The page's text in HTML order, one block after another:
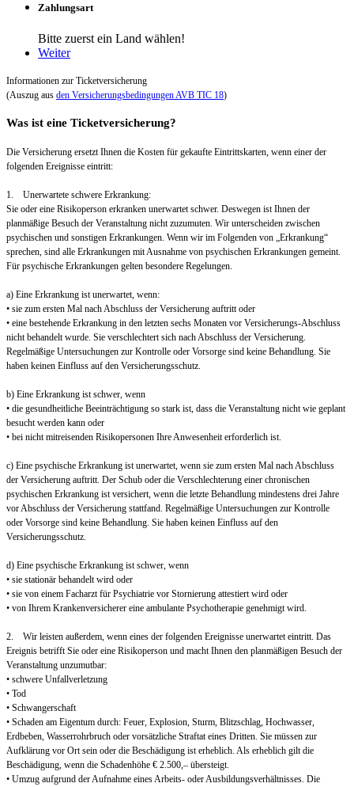
Zahlungsart
Bitte zuerst ein Land wählen!
Weiter
Informationen zur Ticketversicherung
(Auszug aus den Versicherungsbedingungen AVB TIC 18)
Was ist eine Ticketversicherung?
Die Versicherung ersetzt Ihnen die Kosten für gekaufte Eintrittskarten, wenn einer der
folgenden Ereignisse eintritt:
1. Unerwartete schwere Erkrankung:
Sie oder eine Risikoperson erkranken unerwartet schwer. Deswegen ist Ihnen der
planmäßige Besuch der Veranstaltung nicht zuzumuten. Wir unterscheiden zwischen
psychischen und sonstigen Erkrankungen. Wenn wir im Folgenden von „Erkrankung“
sprechen, sind alle Erkrankungen mit Ausnahme von psychischen Erkrankungen gemeint.
Für psychische Erkrankungen gelten besondere Regelungen.
a) Eine Erkrankung ist unerwartet, wenn:
• sie zum ersten Mal nach Abschluss der Versicherung auftritt oder
• eine bestehende Erkrankung in den letzten sechs Monaten vor Versicherungs-Abschluss
nicht behandelt wurde. Sie verschlechtert sich nach Abschluss der Versicherung.
Regelmäßige Untersuchungen zur Kontrolle oder Vorsorge sind keine Behandlung. Sie
haben keinen Einfluss auf den Versicherungsschutz.
b) Eine Erkrankung ist schwer, wenn
• die gesundheitliche Beeinträchtigung so stark ist, dass die Veranstaltung nicht wie geplant
besucht werden kann oder
• bei nicht mitreisenden Risikopersonen Ihre Anwesenheit erforderlich ist.
c) Eine psychische Erkrankung ist unerwartet, wenn sie zum ersten Mal nach Abschluss
der Versicherung auftritt. Der Schub oder die Verschlechterung einer chronischen
psychischen Erkrankung ist versichert, wenn die letzte Behandlung mindestens drei Jahre
vor Abschluss der Versicherung stattfand. Regelmäßige Untersuchungen zur Kontrolle
oder Vorsorge sind keine Behandlung. Sie haben keinen Einfluss auf den
Versicherungsschutz.
d) Eine psychische Erkrankung ist schwer, wenn
• sie stationär behandelt wird oder
• sie von einem Facharzt für Psychiatrie vor Stornierung attestiert wird oder
• von Ihrem Krankenversicherer eine ambulante Psychotherapie genehmigt wird.
2. Wir leisten außerdem, wenn eines der folgenden Ereignisse unerwartet eintritt. Das
Ereignis betrifft Sie oder eine Risikoperson und macht Ihnen den planmäßigen Besuch der
Veranstaltung unzumutbar:
• schwere Unfallverletzung
• Tod
• Schwangerschaft
• Schaden am Eigentum durch: Feuer, Explosion, Sturm, Blitzschlag, Hochwasser,
Erdbeben, Wasserrohrbruch oder vorsätzliche Straftat eines Dritten. Sie müssen zur
Aufklärung vor Ort sein oder die Beschädigung ist erheblich. Als erheblich gilt die
Beschädigung, wenn die Schadenhöhe € 2.500,– übersteigt.
• Umzug aufgrund der Aufnahme eines Arbeits- oder Ausbildungsverhältnisses. Die